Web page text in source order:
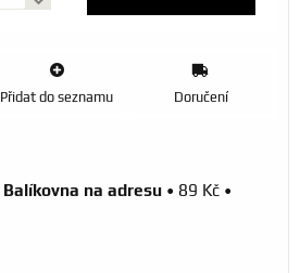
Přidat do seznamu Doručení
Balíkovna na adresu • 89 Kč •